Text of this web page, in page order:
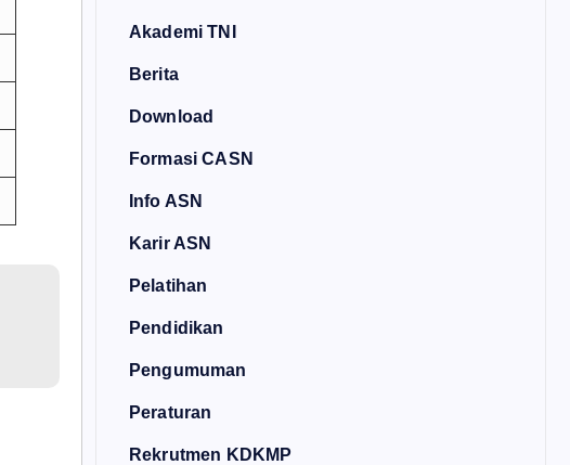
Akademi TNI
Berita
Download
Formasi CASN
Info ASN
Karir ASN
Pelatihan
Pendidikan
Pengumuman
Peraturan
Rekrutmen KDKMP